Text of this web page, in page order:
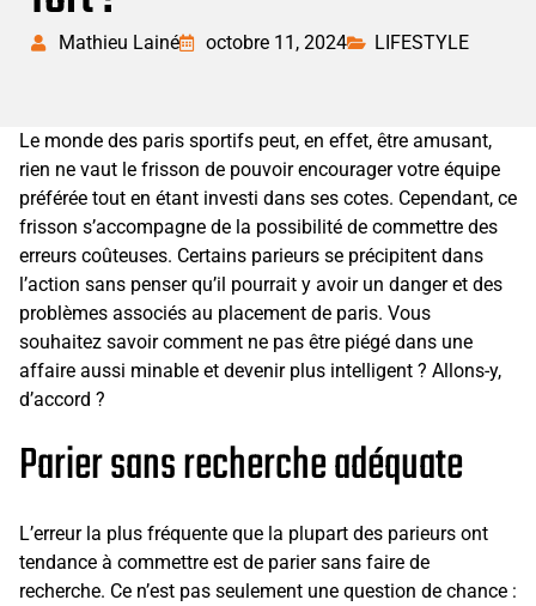
Mathieu Lainé octobre 11, 2024 LIFESTYLE
Le monde des paris sportifs peut, en effet, être amusant,
rien ne vaut le frisson de pouvoir encourager votre équipe
préférée tout en étant investi dans ses cotes. Cependant, ce
frisson s’accompagne de la possibilité de commettre des
erreurs coûteuses. Certains parieurs se précipitent dans
l’action sans penser qu’il pourrait y avoir un danger et des
problèmes associés au placement de paris. Vous
souhaitez savoir comment ne pas être piégé dans une
affaire aussi minable et devenir plus intelligent ? Allons-y,
d’accord ?
Parier sans recherche adéquate
L’erreur la plus fréquente que la plupart des parieurs ont
tendance à commettre est de parier sans faire de
recherche. Ce n’est pas seulement une question de chance :